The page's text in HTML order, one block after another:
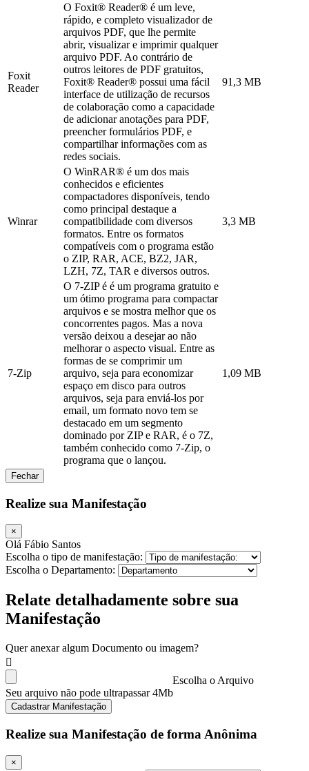
Foxit
Reader
O Foxit® Reader® é um leve,
rápido, e completo visualizador de
arquivos PDF, que lhe permite
abrir, visualizar e imprimir qualquer
arquivo PDF. Ao contrário de
outros leitores de PDF gratuitos,
Foxit® Reader® possui uma fácil
interface de utilização de recursos
de colaboração como a capacidade
de adicionar anotações para PDF,
preencher formulários PDF, e
compartilhar informações com as
redes sociais.
91,3 MB
Winrar
O WinRAR® é um dos mais
conhecidos e eficientes
compactadores disponíveis, tendo
como principal destaque a
compatibilidade com diversos
formatos. Entre os formatos
compatíveis com o programa estão
o ZIP, RAR, ACE, BZ2, JAR,
LZH, 7Z, TAR e diversos outros.
3,3 MB
7-Zip
O 7-ZIP é é um programa gratuito e
um ótimo programa para compactar
arquivos e se mostra melhor que os
concorrentes pagos. Mas a nova
versão deixou a desejar ao não
melhorar o aspecto visual. Entre as
formas de se comprimir um
arquivo, seja para economizar
espaço em disco para outros
arquivos, seja para enviá-los por
email, um formato novo tem se
destacado em um segmento
dominado por ZIP e RAR, é o 7Z,
também conhecido como 7-Zip, o
programa que o lançou.
1,09 MB
Fechar
Realize sua Manifestação
×
Olá Fábio Santos
Escolha o tipo de manifestação:
Escolha o Departamento:
Relate detalhadamente sobre sua
Manifestação
Quer anexar algum Documento ou imagem?
Escolha o Arquivo
Seu arquivo não pode ultrapassar 4Mb
Cadastrar Manifestação
Realize sua Manifestação de forma Anônima
×